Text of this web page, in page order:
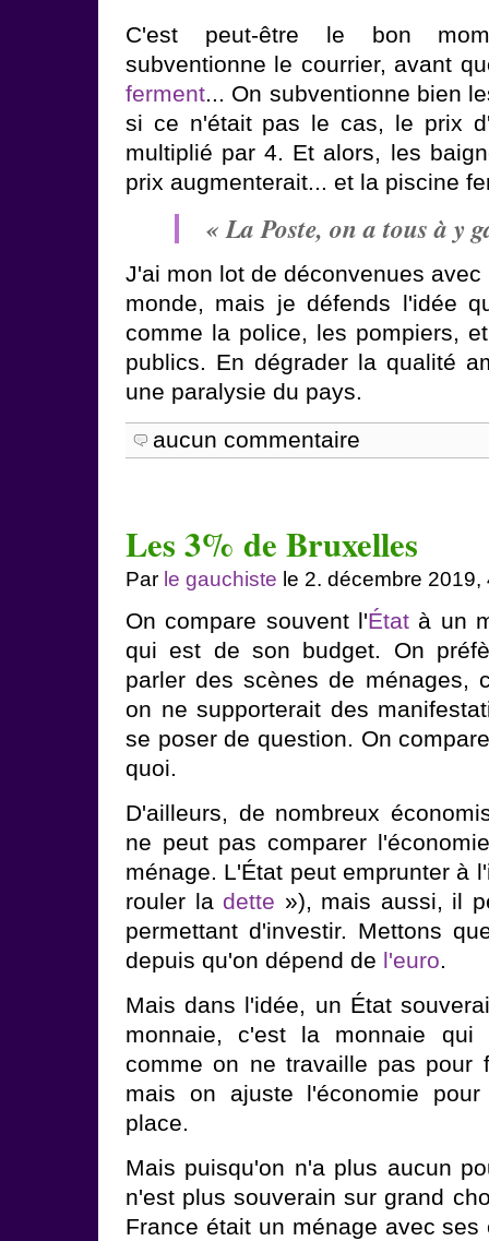
C'est peut-être le bon
subventionne le courrier, avant
ferment... On subventionne bien
si ce n'était pas le cas, le prix
multiplié par 4. Et alors, les
prix augmenterait... et la piscine
« La Poste, on a tous à y
J'ai mon lot de déconvenues
monde, mais je défends l'idée
comme la police, les pompiers,
publics. En dégrader la qualité
une paralysie du pays.
aucun commentaire
Les 3% de Bruxelles
Par le gauchiste le 2. décembre 2019,
On compare souvent l'État à un
qui est de son budget. On
parler des scènes de ménages,
on ne supporterait des
se poser de question. On
quoi.
D'ailleurs, de nombreux
ne peut pas comparer
ménage. L'État peut emprunter à
rouler la dette »), mais aussi, il
permettant d'investir. Mettons
depuis qu'on dépend de l'euro.
Mais dans l'idée, un État
monnaie, c'est la monnaie qui
comme on ne travaille pas pour
mais on ajuste l'économie
place.
Mais puisqu'on n'a plus aucun
n'est plus souverain sur grand
France était un ménage avec